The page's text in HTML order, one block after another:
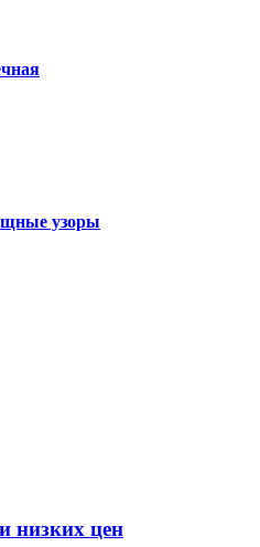
узоры
низких цен